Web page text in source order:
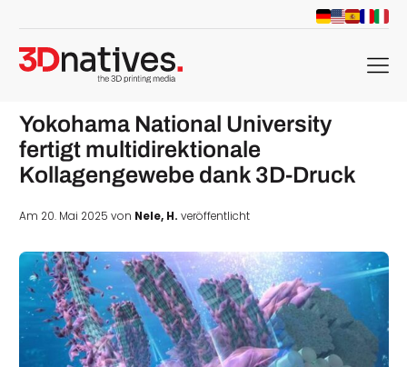
menu
Yokohama National University
fertigt multidirektionale
Kollagengewebe dank 3D-Druck
Am 20. Mai 2025 von Nele, H. veröffentlicht